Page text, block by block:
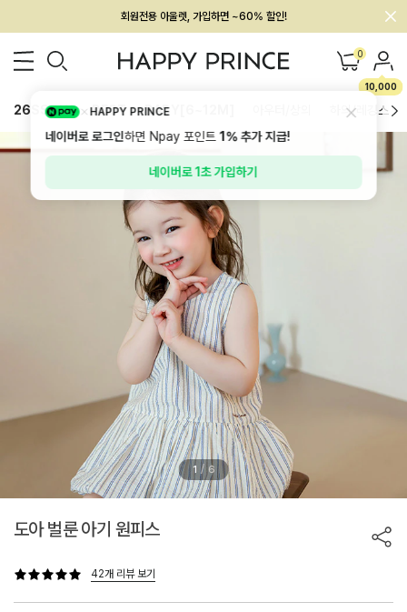
회원전용 아울렛, 가입하면 ~60% 할인!
멤버십 최대 28,000원 혜택 0
10,000
26SS 신상 BEST BABY[6~12M] 하의/레깅스
1 / 6
도아 벌룬 아기 원피스
42개 리뷰 보기
HAPPY PRINCE
네이버로 로그인하면 Npay 포인트1%추가 지급!
네이버로 1초 가입하기